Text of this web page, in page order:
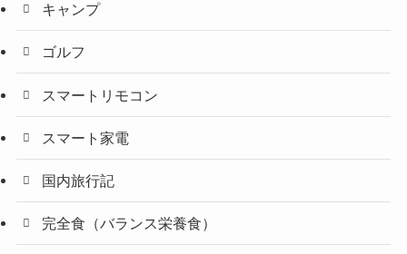
キャンプ
ゴルフ
スマートリモコン
スマート家電
国内旅行記
完全食（バランス栄養食）